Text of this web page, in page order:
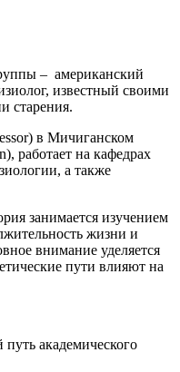
– американский
известный своими
старения.
в Мичиганском
работает на кафедрах
а также
занимается изучением
жизни и
внимание уделяется
пути влияют на
академического